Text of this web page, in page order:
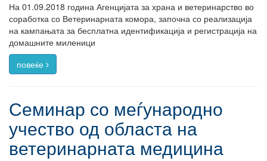
На 01.09.2018 година Агенцијата за храна и ветеринарство во
соработка со Ветеринарната комора, започна со реализација
на кампањата за бесплатна идентификација и регистрација на
домашните миленици
повеќе
Семинар со меѓународно
учество од областа на
ветеринарната медицина